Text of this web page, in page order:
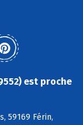
est proche
59169 Férin,